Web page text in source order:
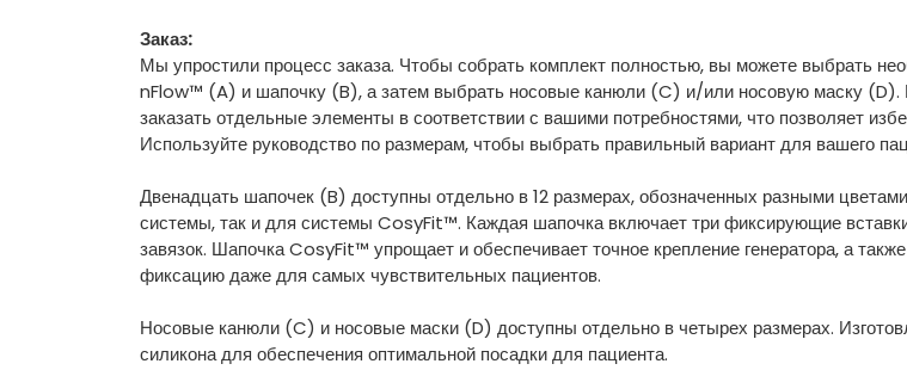
Заказ:
Мы упростили процесс заказа. Чтобы собрать комплект полностью, вы можете выбрать
nFlow™ (A) и шапочку (B), а затем выбрать носовые канюли (C) и/или носовую маску (D).
заказать отдельные элементы в соответствии с вашими потребностями, что позволяет
Используйте руководство по размерам, чтобы выбрать правильный вариант для вашего
Двенадцать шапочек (B) доступны отдельно в 12 размерах, обозначенных разными
системы, так и для системы CosyFit™. Каждая шапочка включает три фиксирующие
завязок. Шапочка CosyFit™ упрощает и обеспечивает точное крепление генератора, а
фиксацию даже для самых чувствительных пациентов.
Носовые канюли (C) и носовые маски (D) доступны отдельно в четырех размерах.
силикона для обеспечения оптимальной посадки для пациента.